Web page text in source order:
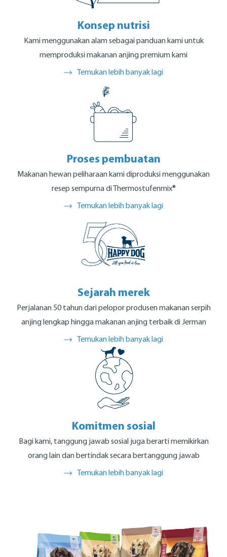
Konsep nutrisi
Kami menggunakan alam sebagai panduan kami untuk
memproduksi makanan anjing premium kami
Temukan lebih banyak lagi
Proses pembuatan
Makanan hewan peliharaan kami diproduksi menggunakan
resep sempurna di Thermostufenmix®
Temukan lebih banyak lagi
Sejarah merek
Perjalanan 50 tahun dari pelopor produsen makanan serpih
anjing lengkap hingga makanan anjing terbaik di Jerman
Temukan lebih banyak lagi
Komitmen sosial
Bagi kami, tanggung jawab sosial juga berarti memikirkan
orang lain dan bertindak secara bertanggung jawab
Temukan lebih banyak lagi